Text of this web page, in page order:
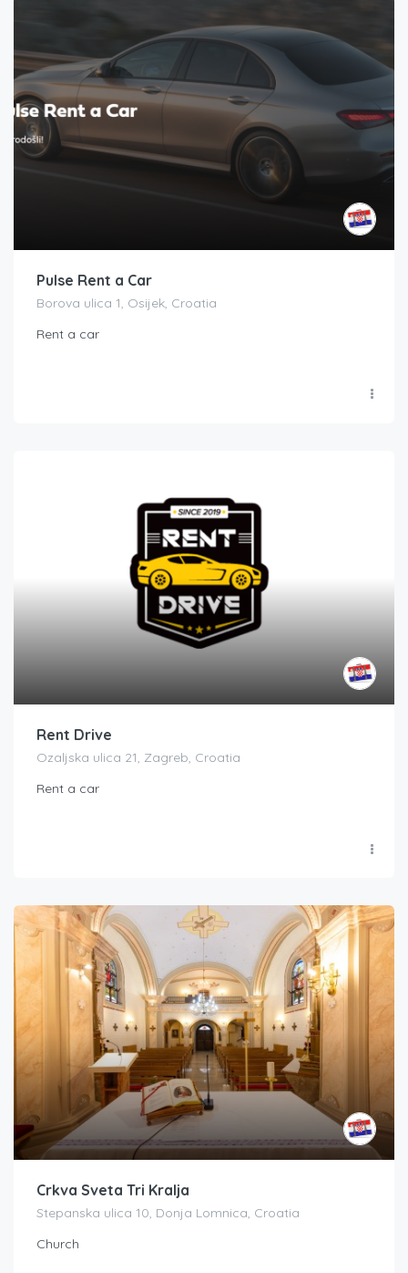
Pulse Rent a Car
Borova ulica 1, Osijek, Croatia
Rent a car
Rent Drive
Ozaljska ulica 21, Zagreb, Croatia
Rent a car
Crkva Sveta Tri Kralja
Stepanska ulica 10, Donja Lomnica, Croatia
Church